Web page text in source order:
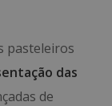
pasteleiros
das
de